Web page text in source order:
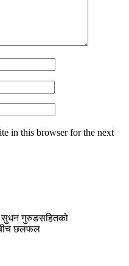
in this browser for the next